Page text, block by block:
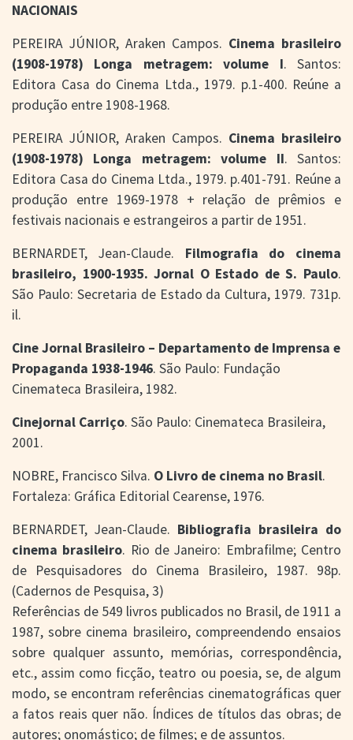
NACIONAIS
PEREIRA JÚNIOR, Araken Campos. Cinema brasileiro
(1908-1978) Longa metragem: volume I. Santos:
Editora Casa do Cinema Ltda., 1979. p.1-400. Reúne a
produção entre 1908-1968.
PEREIRA JÚNIOR, Araken Campos. Cinema brasileiro
(1908-1978) Longa metragem: volume II. Santos:
Editora Casa do Cinema Ltda., 1979. p.401-791. Reúne a
produção entre 1969-1978 + relação de prêmios e
festivais nacionais e estrangeiros a partir de 1951.
BERNARDET, Jean-Claude. Filmografia do cinema
brasileiro, 1900-1935. Jornal O Estado de S. Paulo.
São Paulo: Secretaria de Estado da Cultura, 1979. 731p.
il.
Cine Jornal Brasileiro – Departamento de Imprensa e
Propaganda 1938-1946. São Paulo: Fundação
Cinemateca Brasileira, 1982.
Cinejornal Carriço. São Paulo: Cinemateca Brasileira,
2001.
NOBRE, Francisco Silva. O Livro de cinema no Brasil.
Fortaleza: Gráfica Editorial Cearense, 1976.
BERNARDET, Jean-Claude. Bibliografia brasileira do
cinema brasileiro. Rio de Janeiro: Embrafilme; Centro
de Pesquisadores do Cinema Brasileiro, 1987. 98p.
(Cadernos de Pesquisa, 3)
Referências de 549 livros publicados no Brasil, de 1911 a
1987, sobre cinema brasileiro, compreendendo ensaios
sobre qualquer assunto, memórias, correspondência,
etc., assim como ficção, teatro ou poesia, se, de algum
modo, se encontram referências cinematográficas quer
a fatos reais quer não. Índices de títulos das obras; de
autores; onomástico; de filmes; e de assuntos.